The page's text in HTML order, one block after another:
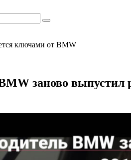
ключами от BMW
заново